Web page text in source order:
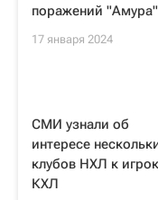
поражений "Амура"
17 января 2024
СМИ узнали об
интересе
клубов НХЛ к
КХЛ